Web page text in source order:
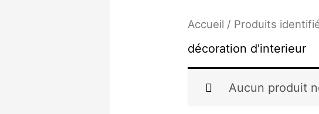
Accueil / Produits
décoration d'interieur
Aucun produit